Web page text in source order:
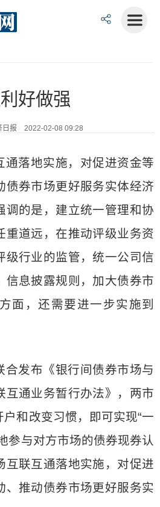
好做强
日报 2022-02-08 09:28
通落地实施，对促进资金等
债券市场更好服务实体经济
调的是，建立统一管理和协
重道远，在推动评级业务资
级行业的监管，统一公司信
信息披露规则，加大债券市
面，还需要进一步实施到
合发布《银行间债券市场与
互通业务暂行办法》，两市
和改变习惯，即可实现“一
参与对方市场的债券现券认
互联互通落地实施，对促进
、推动债券市场更好服务实